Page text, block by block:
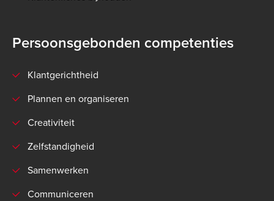
Persoonsgebonden competenties
Klantgerichtheid
Plannen en organiseren
Creativiteit
Zelfstandigheid
Samenwerken
Communiceren